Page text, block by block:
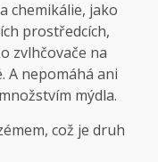
chemikálie, jako
prostředcích,
zvlhčovače na
A nepomáhá ani
mýdla.
což je druh